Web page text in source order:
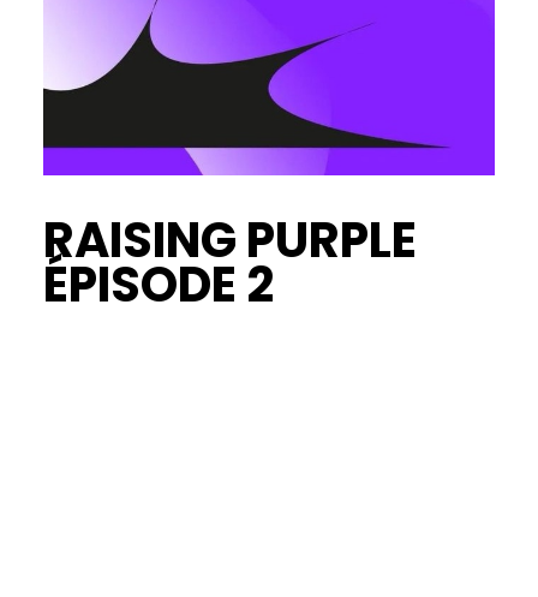
RAISING PURPLE
ÉPISODE 2